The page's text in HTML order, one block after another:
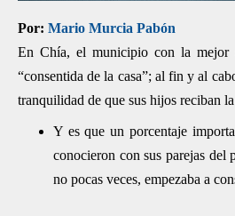
Por: Mario Murcia Pabón
En Chía, el municipio con la mejor
“consentida de la casa”; al fin y al
tranquilidad de que sus hijos reciban
Y es que un porcentaje
conocieron con sus parejas del
no pocas veces, empezaba a